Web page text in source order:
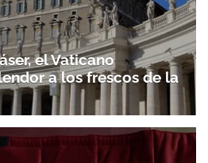
el Vaticano
a los frescos de la